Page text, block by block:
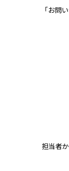
「お問
担当者